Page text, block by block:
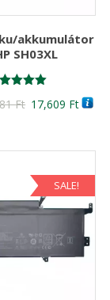
akkumulátor
SH03XL
5.00
Ft Original
17,609 Ft
SALE!